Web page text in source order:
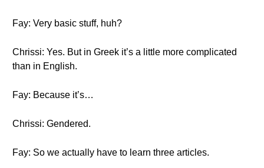
Fay: Very basic stuff, huh?
Chrissi: Yes. But in Greek it’s a little more complicated
than in English.
Fay: Because it’s…
Chrissi: Gendered.
Fay: So we actually have to learn three articles.